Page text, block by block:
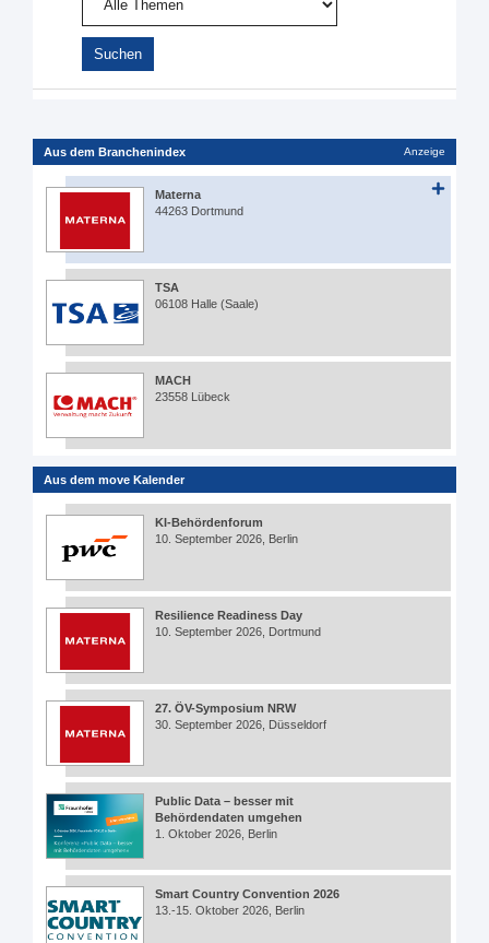
Aus dem Branchenindex Anzeige
Materna
44263 Dortmund
TSA
06108 Halle (Saale)
MACH
23558 Lübeck
Aus dem move Kalender
KI-Behördenforum
10. September 2026, Berlin
Resilience Readiness Day
10. September 2026, Dortmund
27. ÖV-Symposium NRW
30. September 2026, Düsseldorf
Public Data – besser mit
Behördendaten umgehen
1. Oktober 2026, Berlin
Smart Country Convention 2026
13.-15. Oktober 2026, Berlin